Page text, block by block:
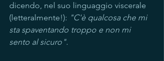
dicendo, nel suo linguaggio viscerale
(letteralmente!): "C'è qualcosa che mi
sta spaventando troppo e non mi
sento al sicuro".